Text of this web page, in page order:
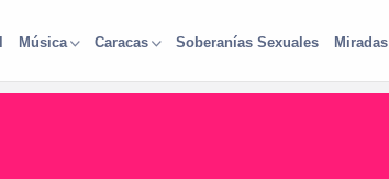
Música Caracas Soberanías Sexuales Miradas